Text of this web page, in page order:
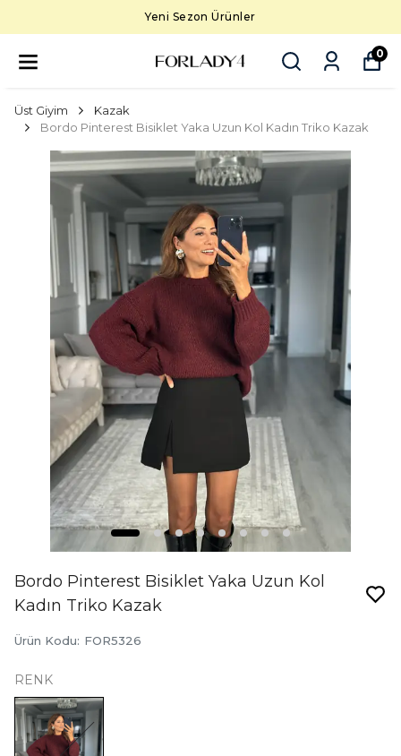
Yeni Sezon Ürünler
0
Üst Giyim
Kazak
Bordo Pinterest Bisiklet Yaka Uzun Kol Kadın Triko Kazak
Bordo Pinterest Bisiklet Yaka Uzun Kol
Kadın Triko Kazak
Ürün Kodu: FOR5326
RENK